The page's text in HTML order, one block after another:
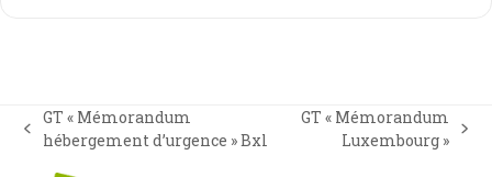
previous
GT « Mémorandum
hébergement d’urgence » Bxl
GT « Mémorandum
Luxembourg »